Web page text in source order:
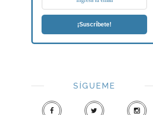
¡Suscríbete!
SÍGUEME